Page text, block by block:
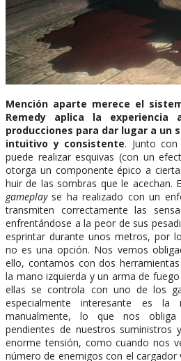
Mención aparte merece el
Remedy aplica la experiencia
producciones para dar lugar a un
intuitivo y consistente. Junto con
puede realizar esquivas (con un
otorga un componente épico a
huir de las sombras que le acechan.
gameplayse ha realizado con un
transmiten correctamente las
enfrentándose a la peor de sus
esprintar durante unos metros, por
no es una opción. Nos vemos
ello, contamos con dos
la mano izquierda y un arma de
ellas se controla con uno de los
especialmente interesante es la
manualmente, lo que nos
pendientes de nuestros suministros
enorme tensión, como cuando nos
número de enemigos con el cargador